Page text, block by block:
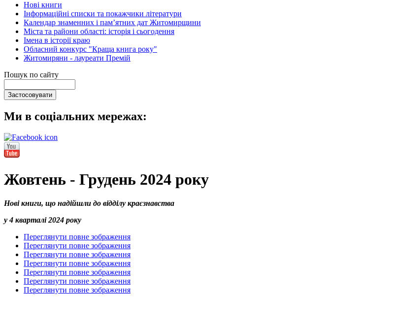
Нові книги
Інформаційні списки та покажчики літератури
Календар знаменних і пам’ятних дат Житомирщини
Міста та райони області: історія і сьогодення
Імена в історії краю
Обласний конкурс "Краща книга року"
Житомиряни - лауреати Премій
Пошук по сайту
Ми в соціальних мережах:
Жовтень - Грудень 2024 року
Нові книги, що надійшли до відділу краєзнавства
у 4 кварталі 2024 року
Переглянути повне зображення
Переглянути повне зображення
Переглянути повне зображення
Переглянути повне зображення
Переглянути повне зображення
Переглянути повне зображення
Переглянути повне зображення